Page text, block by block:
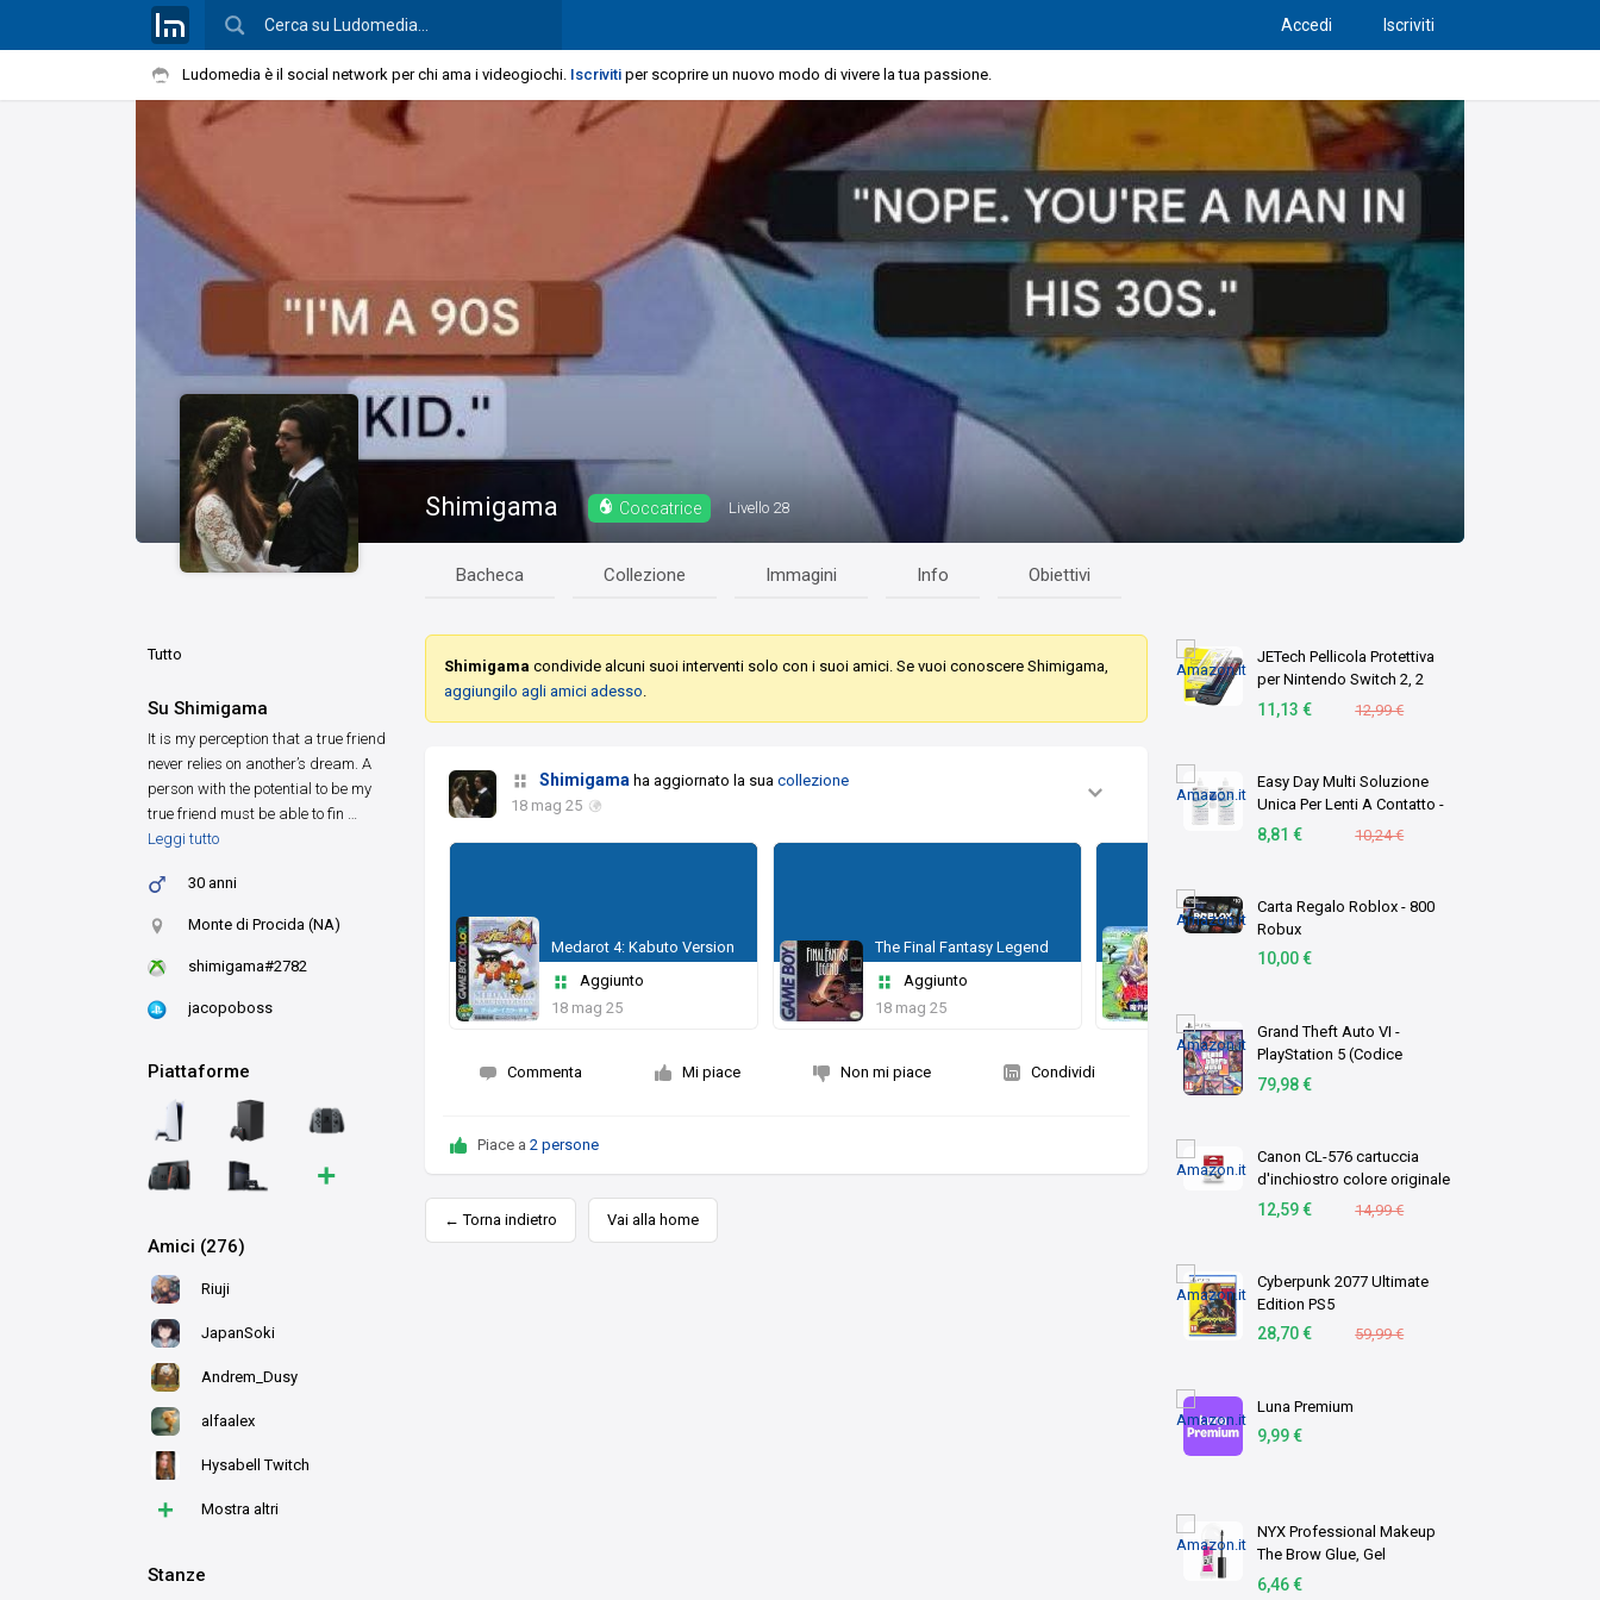
Accedi Iscriviti
Ludomedia è il social network per chi ama i videogiochi. Iscriviti per scoprire un nuovo modo di vivere la tua passione.
Shimigama Coccatrice Livello 28
Bacheca Collezione Immagini Info Obiettivi
Tutto
Su Shimigama
It is my perception that a true friend
never relies on another’s dream. A
person with the potential to be my
true friend must be able to fin …
Leggi tutto
30 anni
Monte di Procida (NA)
shimigama#2782
jacopoboss
Piattaforme
+
Amici (276)
Riuji
JapanSoki
Andrem_Dusy
alfaalex
Hysabell Twitch
+ Mostra altri
Stanze
JETech Pellicola Protettiva
per Nintendo Switch 2, 2
Pezzi
11,13 € 12,99 €
Easy Day Multi Soluzione
Unica Per Lenti A Contatto -
Duopack 2 X 360 ml
8,81 € 10,24 €
Carta Regalo Roblox - 800
Robux
10,00 €
Grand Theft Auto VI -
PlayStation 5 (Codice
download)
79,98 €
Canon CL-576 cartuccia
d'inchiostro colore originale
1 pz C/M/Y (OEM Canon CL-
12,59 € 14,99 €
Cyberpunk 2077 Ultimate
Edition PS5
28,70 € 59,99 €
Luna Premium
9,99 €
NYX Professional Makeup
The Brow Glue, Gel
Trasparente per
6,46 €
Shimigama condivide alcuni suoi interventi solo con i suoi amici. Se vuoi conoscere Shimigama,
aggiungilo agli amici adesso
Shimigama ha aggiornato la suacollezione
18 mag 25
Medarot 4: Kabuto Version
Aggiunto
18 mag 25
The Final Fantasy Legend
Aggiunto
18 mag 25
Commenta Mi piace Non mi piace Condividi
Piace a2 persone
← Torna indietro Vai alla home